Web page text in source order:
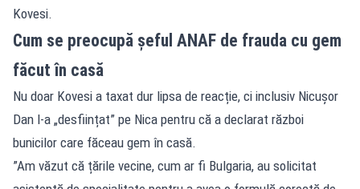
Kovesi.
Cum se preocupă șeful ANAF de frauda cu gem
făcut în casă
Nu doar Kovesi a taxat dur lipsa de reacție, ci inclusiv Nicușor
Dan l-a „desființat” pe Nica pentru că a declarat război
bunicilor care făceau gem în casă.
”Am văzut că țările vecine, cum ar fi Bulgaria, au solicitat